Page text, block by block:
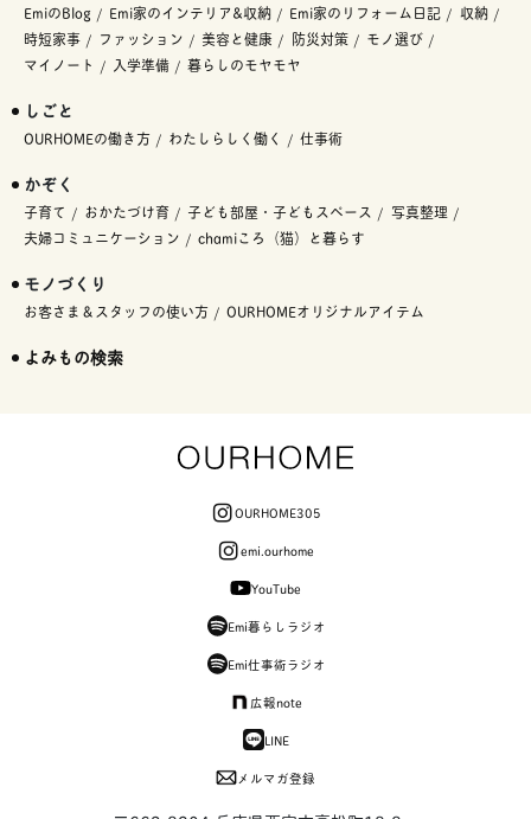
EmiのBlog Emi家のインテリア&収納 Emi家のリフォーム日記
収納
時短家事
ファッション 美容と健康 防災対策
モノ選び
マイノート
入学準備 暮らしのモヤモヤ
しごと
OURHOMEの働き方 わたしらしく働く 仕事術
かぞく
子育て おかたづけ育 子ども部屋・子どもスペース
写真整理
夫婦コミュニケーション
chamiころ（猫）と暮らす
モノづくり
お客さま＆スタッフの使い方 OURHOMEオリジナルアイテム
よみもの検索
OURHOME305
emi.ourhome
YouTube
Emi暮らしラジオ
Emi仕事術ラジオ
広報note
LINE
メルマガ登録